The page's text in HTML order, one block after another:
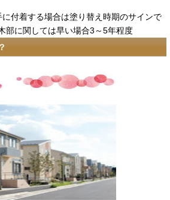
付着する場合は塗り替え時期のサインで
に関しては早い場合3～5年程度